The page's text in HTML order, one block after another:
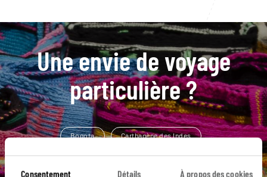
Consentement Détails À propos des cookies
Une envie de voyage
particulière ?
Bogota Carthagène des Indes
Désert de la Tatacoa Bahia Hondita